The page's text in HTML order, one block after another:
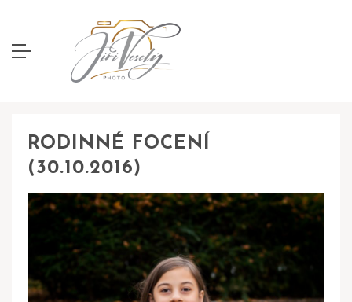
RODINNÉ FOCENÍ
(30.10.2016)